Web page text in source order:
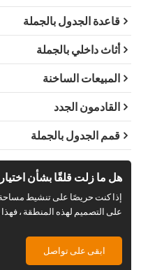
قاعدة الجدول بالجملة
أثاث داخلي بالجملة
المبيعات الساخنة
القادمون الجدد
قمم الجدول بالجملة
هل ما زلت قلقًا بشأن
إذا كنت حريصًا على تنشيط
على التصميم لهذه المنطقة ،
ابقى على تواصل